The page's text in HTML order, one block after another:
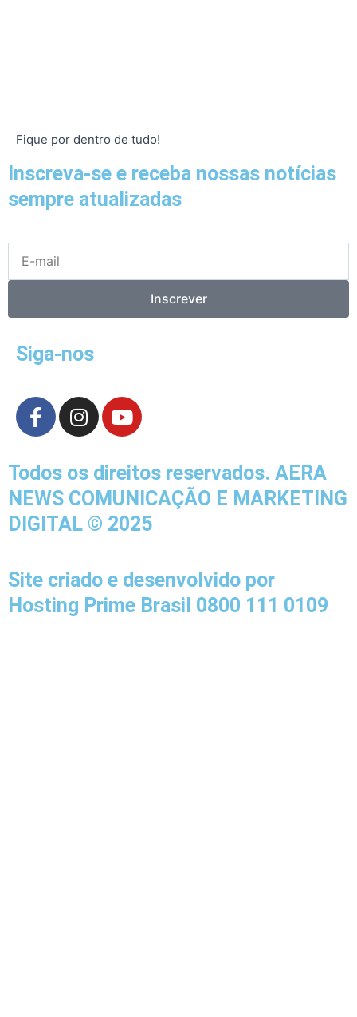
Fique por dentro de tudo!
Inscreva-se e receba nossas notícias
sempre atualizadas
mail
Inscrever
Siga-nos
F
a
e
b
o
o
f
I
n
t
a
g
r
m
Y
o
t
u
b
e
Todos os direitos reservados. AERA
NEWS COMUNICAÇÃO E MARKETING
DIGITAL © 2025
Site criado e desenvolvido por
Hosting Prime Brasil 0800 111 0109